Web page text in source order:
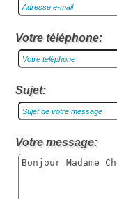
Votre téléphone:
Sujet:
Votre message: